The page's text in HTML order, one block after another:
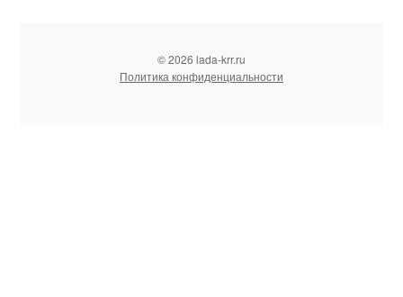
© 2026 lada-krr.ru
Политика конфиденциальности